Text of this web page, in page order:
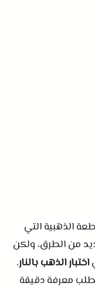
الذهبية التي
من الطرق، ولكن
اختبار الذهب بالنار.
معرفة دقيقة